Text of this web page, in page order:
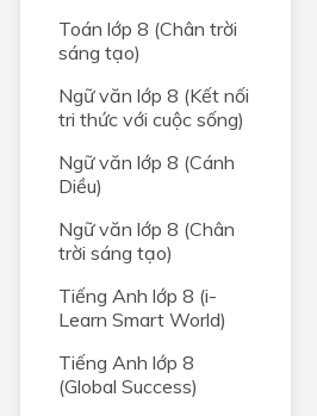
Toán lớp 8 (Chân trời
sáng tạo)
Ngữ văn lớp 8 (Kết nối
tri thức với cuộc sống)
Ngữ văn lớp 8 (Cánh
Diều)
Ngữ văn lớp 8 (Chân
trời sáng tạo)
Tiếng Anh lớp 8 (i-
Learn Smart World)
Tiếng Anh lớp 8
(Global Success)